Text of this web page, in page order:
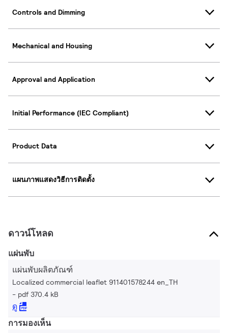
Controls and Dimming
Mechanical and Housing
Approval and Application
Initial Performance (IEC Compliant)
Product Data
แผนภาพแสดงวิธีการติดตั้ง
ดาวน์โหลด
แผ่นพับ
แผ่นพับผลิตภัณฑ์
Localized commercial leaflet 911401578244 en_TH
pdf 370.4 kB
ดู
การมองเห็น